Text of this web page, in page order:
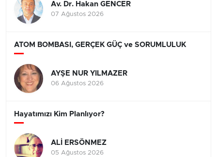
Av. Dr. Hakan GENCER
07 Ağustos 2026
ATOM BOMBASI, GERÇEK GÜÇ ve SORUMLULUK
AYŞE NUR YILMAZER
06 Ağustos 2026
Hayatımızı Kim Planlıyor?
ALİ ERSÖNMEZ
05 Ağustos 2026